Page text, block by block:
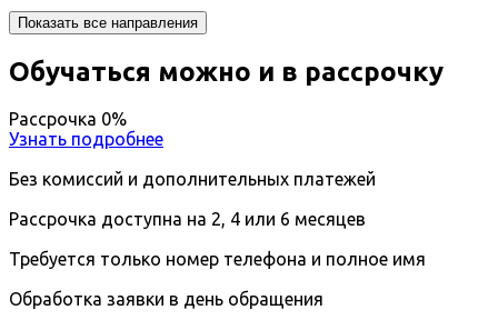
Показать все направления
Обучаться можно и в рассрочку
Рассрочка 0%
Узнать подробнее
Без комиссий и дополнительных платежей
Рассрочка доступна на 2, 4 или 6 месяцев
Требуется только номер телефона и полное имя
Обработка заявки в день обращения